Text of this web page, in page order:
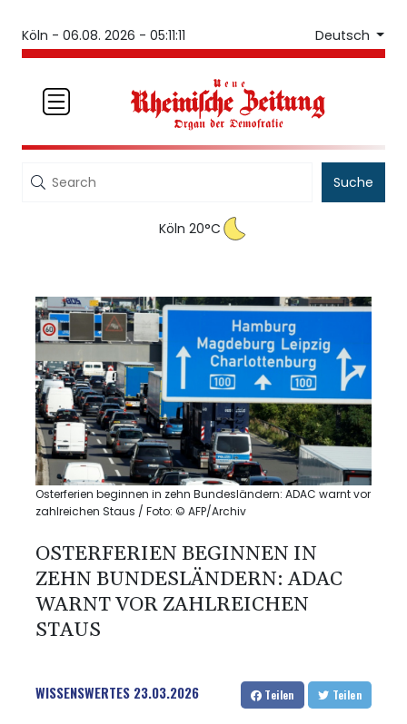
Köln - 06.08. 2026 - 05:11:11 Deutsch
Suche
Köln 20°C
Osterferien beginnen in zehn Bundesländern: ADAC warnt vor
zahlreichen Staus / Foto: © AFP/Archiv
OSTERFERIEN BEGINNEN IN
ZEHN BUNDESLÄNDERN: ADAC
WARNT VOR ZAHLREICHEN
STAUS
WISSENSWERTES 23.03.2026 Teilen Teilen